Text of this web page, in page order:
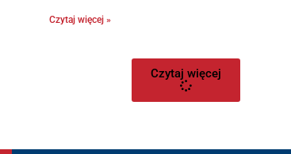
Czytaj więcej »
Czytaj więcej